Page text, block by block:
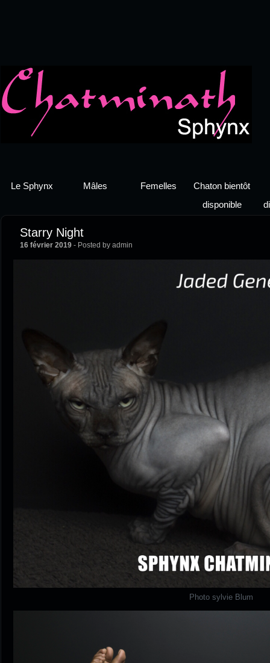
Le Sphynx Mâles Femelles
Chaton bientôt
disponible
Starry Night
16 février 2019- Posted by admin
Photo sylvie Blum